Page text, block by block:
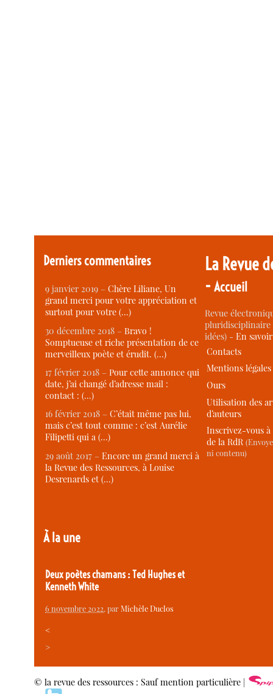
Derniers commentaires
9 janvier 2019 –Chère Liliane, Un
grand merci pour votre appréciation et
surtout pour votre (…)
30 décembre 2018 –Bravo !
Somptueuse et riche présentation de ce
merveilleux poète et érudit. (…)
17 février 2018 –Pour cette annonce qui
date, j’ai changé d’adresse mail :
contact : (…)
16 février 2018 –C’était même pas lui,
mais c’est tout comme : c’est Aurélie
Filipetti qui a (…)
29 août 2017 –Encore un grand merci à
la Revue des Ressources, à Louise
Desrenards et (…)
À la une
Deux poètes chamans : Ted Hughes et
Kenneth White
6 novembre 2022, parMichèle Duclos
<
>
La Revue
-Accueil
Revue
idées) -En
Contacts
Mentions légales
Ours
Utilisation des
d’auteurs
Inscrivez-vous
de la RdR
ni contenu)
© la revue des ressources : Sauf mention particulière |